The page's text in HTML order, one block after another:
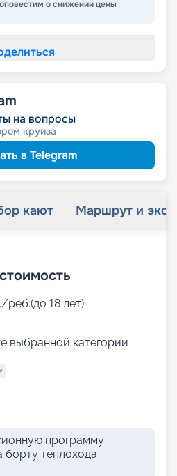
о снижении цены
на вопросы
круиза
в Telegram
кают Маршрут и
18 лет)
выбранной категории
программу
борту теплохода